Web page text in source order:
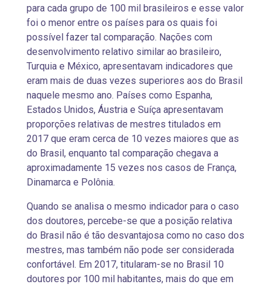
para cada grupo de 100 mil brasileiros e esse valor
foi o menor entre os países para os quais foi
possível fazer tal comparação. Nações com
desenvolvimento relativo similar ao brasileiro,
Turquia e México, apresentavam indicadores que
eram mais de duas vezes superiores aos do Brasil
naquele mesmo ano. Países como Espanha,
Estados Unidos, Áustria e Suíça apresentavam
proporções relativas de mestres titulados em
2017 que eram cerca de 10 vezes maiores que as
do Brasil, enquanto tal comparação chegava a
aproximadamente 15 vezes nos casos de França,
Dinamarca e Polônia.
Quando se analisa o mesmo indicador para o caso
dos doutores, percebe-se que a posição relativa
do Brasil não é tão desvantajosa como no caso dos
mestres, mas também não pode ser considerada
confortável. Em 2017, titularam-se no Brasil 10
doutores por 100 mil habitantes, mais do que em